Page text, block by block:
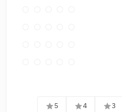
3
star
4
star
5
star